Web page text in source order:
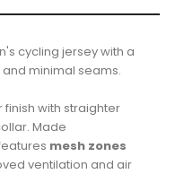
cycling jersey with a
minimal seams.
with straighter
Made
mesh zones
ventilation and air